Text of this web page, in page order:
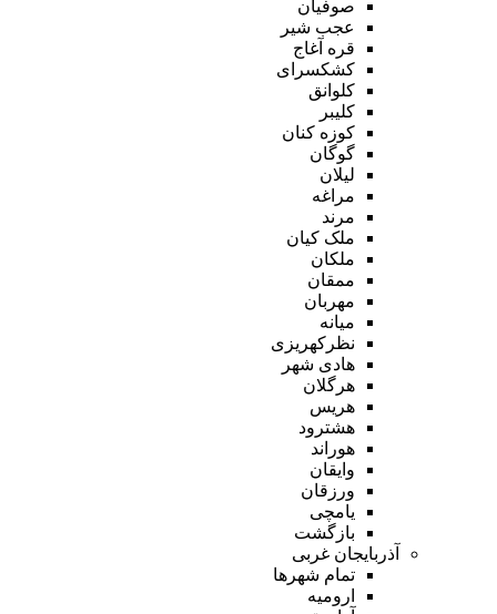
صوفیان
عجب شیر
قره آغاج
کشکسرای
کلوانق
کلیبر
کوزه کنان
گوگان
لیلان
مراغه
مرند
ملک کیان
ملکان
ممقان
مهربان
میانه
نظرکهریزی
هادی شهر
هرگلان
هریس
هشترود
هوراند
وایقان
ورزقان
یامچی
بازگشت
آذربایجان غربی
تمام شهر‌ها
ارومیه